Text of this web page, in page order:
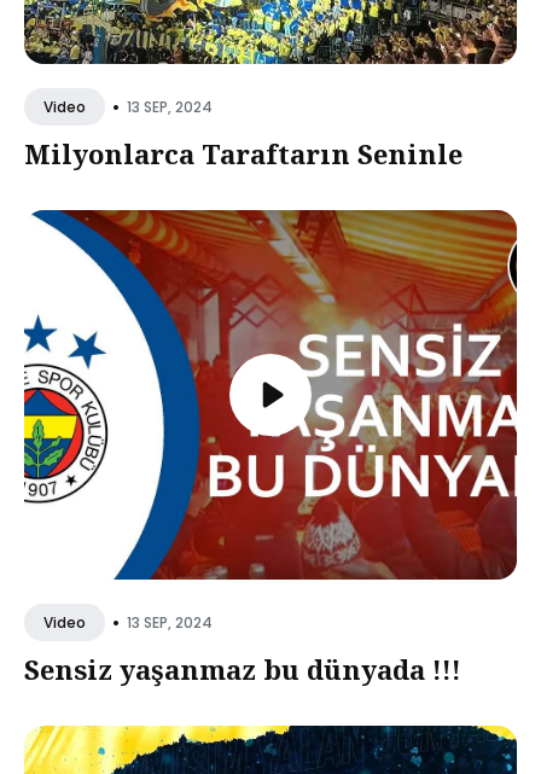
Video • 13 SEP, 2024
Milyonlarca Taraftarın Seninle
Video • 13 SEP, 2024
Sensiz yaşanmaz bu dünyada !!!